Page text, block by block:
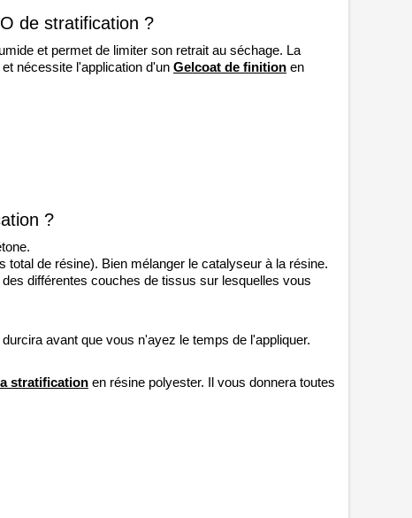
de stratification ?
et permet de limiter son retrait au séchage. La
nécessite l'application d'un Gelcoat de finition en
?
total de résine). Bien mélanger le catalyseur à la résine.
différentes couches de tissus sur lesquelles vous
avant que vous n'ayez le temps de l'appliquer.
stratification en résine polyester. Il vous donnera toutes